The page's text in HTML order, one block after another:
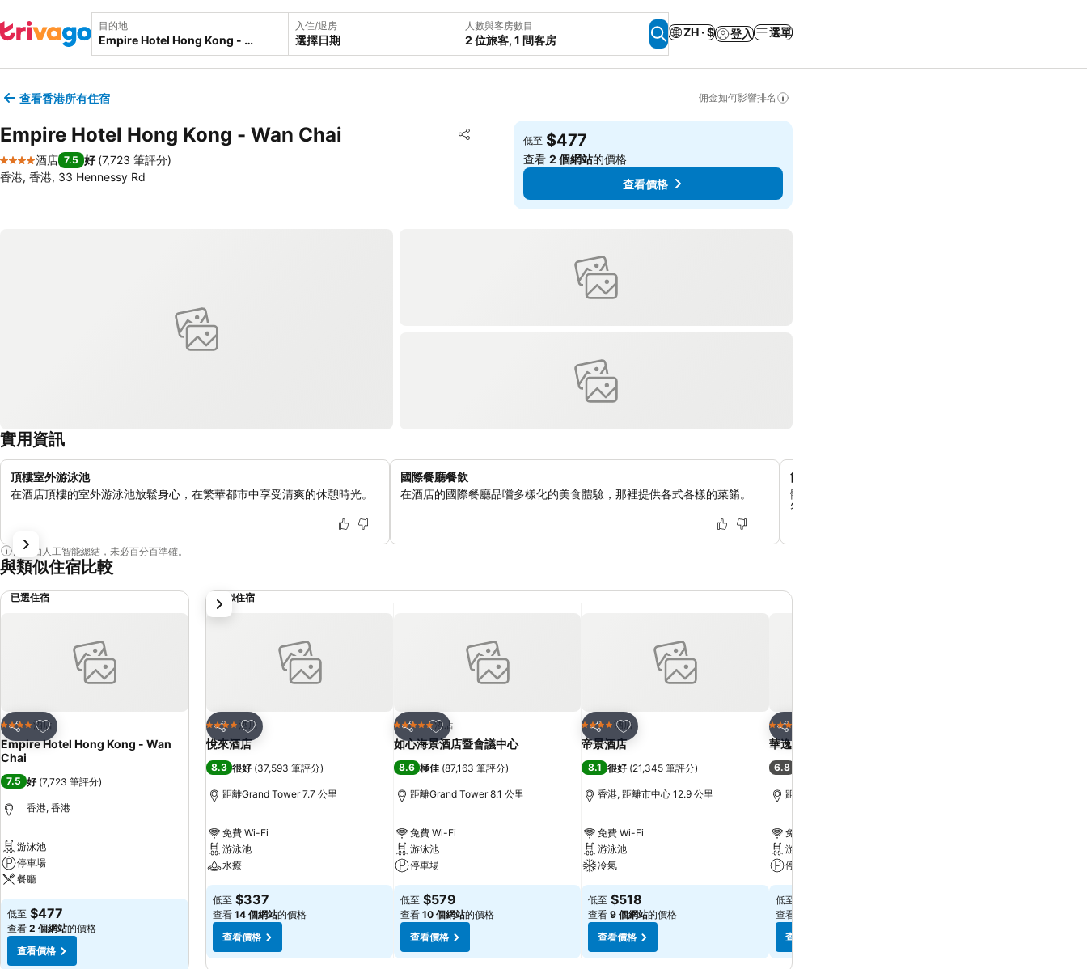
目的地 入住/退房
選擇日期
人數與客房數目
2 位旅客, 1 間客房
ZH · $ 登入 選單
查看香港所有住宿 佣金如何影響排名
Empire Hotel Hong Kong - Wan Chai 分享
放到收藏夾
4 星級
酒店 7.5 好 (7,723 筆評分)
香港, 香港, 33 Hennessy Rd
低至 $477
查看2 個網站的價格
查看價格
實用資訊
頂樓室外游泳池
在酒店頂樓的室外游泳池放鬆身心，在繁華都市中享受清爽的休憩時光。
國際餐廳餐飲
在酒店的國際餐廳品嚐多樣化的美食體驗，那裡提供各式各樣的菜餚。
簡約實用的客房
體驗高效實用的住宿，非常適合短暫停留和獨自旅行的你
智能手機和快速 Wi-Fi。
內容由人工智能總結，未必百分百準確。
與類似住宿比較
已選住宿
分享
放到收藏夾
4 星級 酒店
Empire Hotel Hong Kong - Wan
Chai
7.5 好 (7,723 筆評分)
香港, 香港
游泳池
停車場
餐廳
低至 $477
查看 2 個網站的價格
查看價格
類似住宿
分享
放到收藏夾
4 星級 酒店
悅來酒店
8.3 很好 (37,593 筆評分)
距離Grand Tower 7.7 公里
免費 Wi-Fi
游泳池
水療
低至 $337
查看 14 個網站的價格
查看價格
分享
放到收藏夾
5 星級 酒店
如心海景酒店暨會議中心
8.6 極佳 (87,163 筆評分)
距離Grand Tower 8.1 公里
免費 Wi-Fi
游泳池
停車場
低至 $579
查看 10 個網站的價格
查看價格
分享
放到收藏夾
4 星級 酒店
帝景酒店
8.1 很好 (21,345 筆評分)
香港, 距離市中心 12.9 公里
免費 Wi-Fi
游泳池
冷氣
低至 $518
查看 9 個網站的價格
查看價格
分享
3 星級
華逸酒店
6.8
距離Grand Tower 6.7 公里
免費 Wi-Fi
游泳池
停車場
低至
查看
查看價格
下一步